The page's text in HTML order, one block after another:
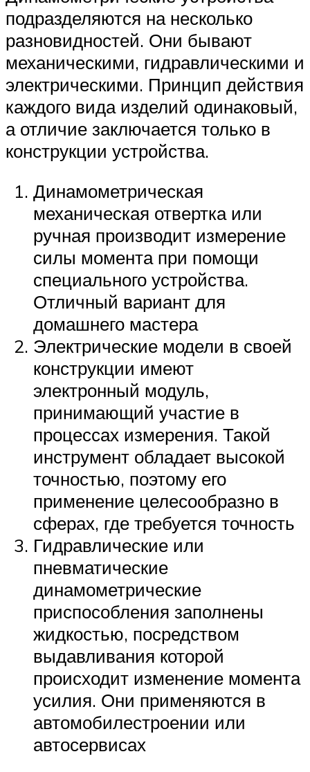
подразделяются на несколько
разновидностей. Они бывают
механическими, гидравлическими и
электрическими. Принцип действия
каждого вида изделий одинаковый,
а отличие заключается только в
конструкции устройства.
Динамометрическая
механическая отвертка или
ручная производит измерение
силы момента при помощи
специального устройства.
Отличный вариант для
домашнего мастера
Электрические модели в своей
конструкции имеют
электронный модуль,
принимающий участие в
процессах измерения. Такой
инструмент обладает высокой
точностью, поэтому его
применение целесообразно в
сферах, где требуется точность
Гидравлические или
пневматические
динамометрические
приспособления заполнены
жидкостью, посредством
выдавливания которой
происходит изменение момента
усилия. Они применяются в
автомобилестроении или
автосервисах